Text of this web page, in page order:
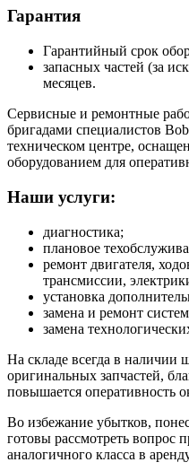
Гарантия
Гарантийный срок
запасных частей (за
месяцев.
Сервисные и ремонтные
бригадами специалистов
техническом центре,
оборудованием для
Наши услуги:
диагностика;
плановое
ремонт двигателя,
трансмиссии,
установка
замена и ремонт
замена
На складе всегда в наличии
оригинальных запчастей,
повышается оперативность
Во избежание убытков,
готовы рассмотреть вопрос
аналогичного класса в